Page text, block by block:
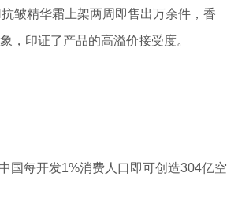
皱精华霜上架两周即售出万余件，香
，印证了产品的高溢价接受度。
国每开发1%消费人口即可创造304亿空